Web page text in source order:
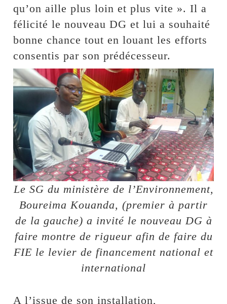
qu’on aille plus loin et plus vite ». Il a
félicité le nouveau DG et lui a souhaité
bonne chance tout en louant les efforts
consentis par son prédécesseur.
Le SG du ministère de l’Environnement,
Boureima Kouanda, (premier à partir
de la gauche) a invité le nouveau DG à
faire montre de rigueur afin de faire du
FIE le levier de financement national et
international
A l’issue de son installation,